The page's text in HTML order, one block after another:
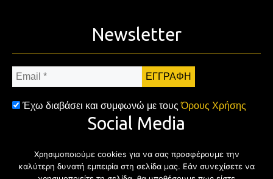
Newsletter
Email
*
Έχω διαβάσει και συμφωνώ με τουςΌρους Χρήσης
Social Media
FacebookTwitter Instagram
Χρησιμοποιούμε cookies για να σας προσφέρουμε την
καλύτερη δυνατή εμπειρία στη σελίδα μας. Εάν συνεχίσετε να